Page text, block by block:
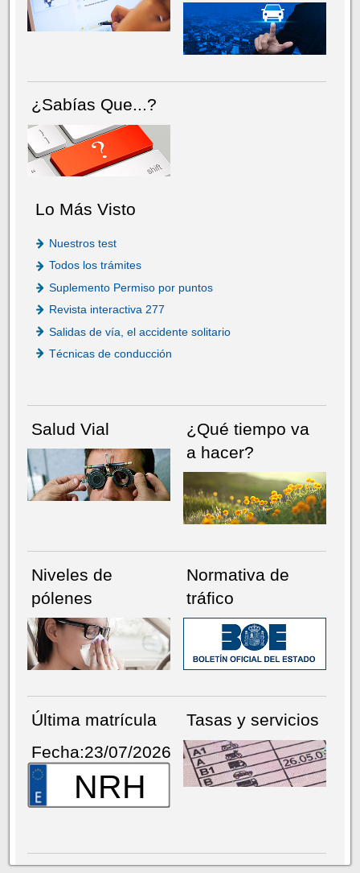
¿Sabías Que...?
Lo Más Visto
Nuestros test
Todos los trámites
Suplemento Permiso por puntos
Revista interactiva 277
Salidas de vía, el accidente solitario
Técnicas de conducción
Salud Vial
¿Qué tiempo va
a hacer?
Niveles de
pólenes
Normativa de
tráfico
Última matrícula
Fecha:23/07/2026
NRH
Tasas y servicios